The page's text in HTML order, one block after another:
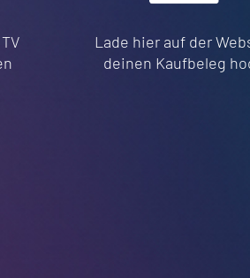
Lade hier auf der
deinen Kaufbeleg